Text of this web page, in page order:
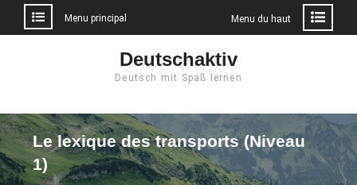
Menu principal Menu du haut
Deutschaktiv
Deutsch mit Spaß lernen
Le lexique des transports (Niveau
1)